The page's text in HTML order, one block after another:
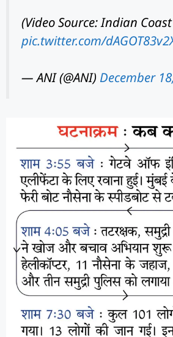
(Video Source: Indian
pic.twitter.com/
— ANI (@ANI) December